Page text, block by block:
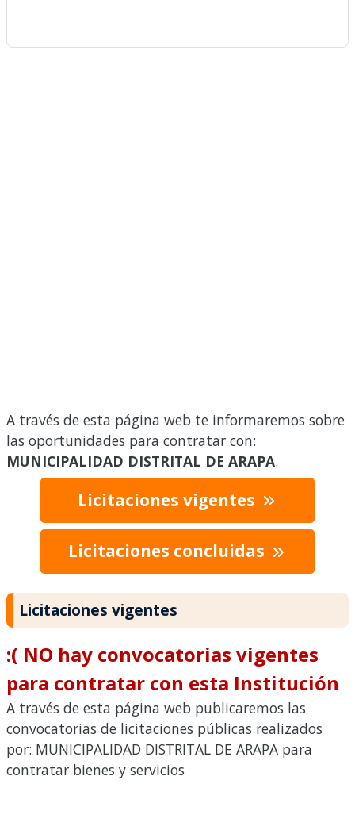
A través de esta página web te informaremos sobre
las oportunidades para contratar con:
MUNICIPALIDAD DISTRITAL DE ARAPA.
Licitaciones vigentes
Licitaciones concluidas
Licitaciones vigentes
:( NO hay convocatorias vigentes
para contratar con esta Institución
A través de esta página web publicaremos las
convocatorias de licitaciones públicas realizados
por: MUNICIPALIDAD DISTRITAL DE ARAPA para
contratar bienes y servicios